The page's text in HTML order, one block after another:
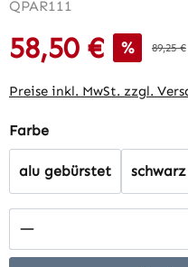
Verkaufspreis:
58,50 € % 89,25 €
Preise inkl. MwSt. zzgl.
Farbeauswählen
alu gebürstet schwarz
Produkt Anzahl: